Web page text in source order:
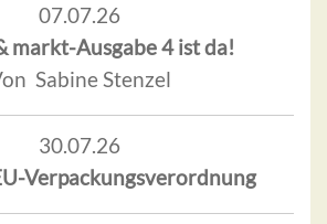
07.07.26
markt-Ausgabe 4 ist da!
Sabine Stenzel
30.07.26
Verpackungsverordnung